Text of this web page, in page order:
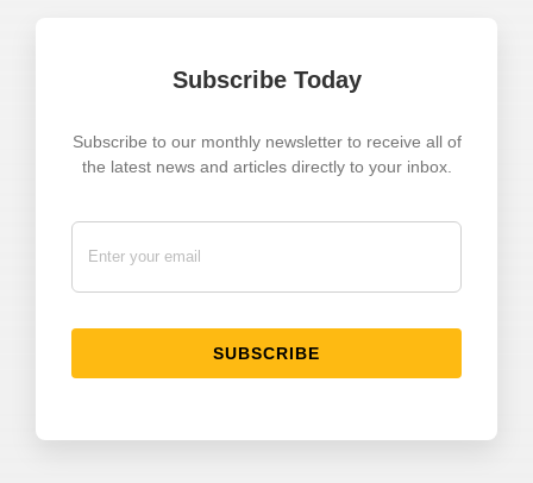
Subscribe Today
Subscribe to our monthly newsletter to receive all of
the latest news and articles directly to your inbox.
SUBSCRIBE